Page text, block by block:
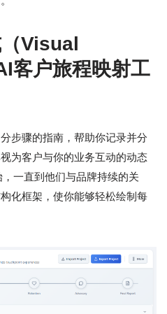
Visual
客户旅程映射工
步骤的指南，帮助你记录并分
为客户与你的业务互动的动态
一直到他们与品牌持续的关
化框架，使你能够轻松绘制每